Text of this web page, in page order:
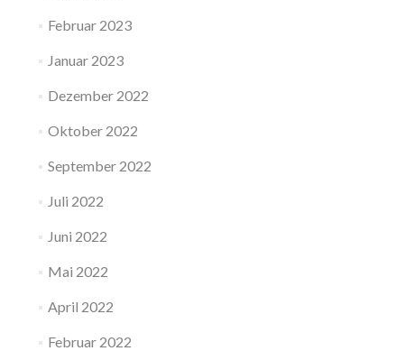
Februar 2023
Januar 2023
Dezember 2022
Oktober 2022
September 2022
Juli 2022
Juni 2022
Mai 2022
April 2022
Februar 2022